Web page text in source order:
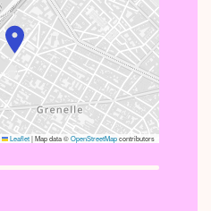
Leaflet|Map data ©OpenStreetMapcontributors